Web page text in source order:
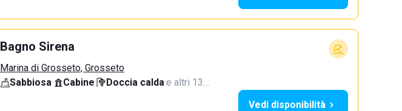
Bagno Sirena
Marina di Grosseto, Grosseto
Sabbiosa· Cabine· Doccia calda·e altri 13…
Vedi disponibilità